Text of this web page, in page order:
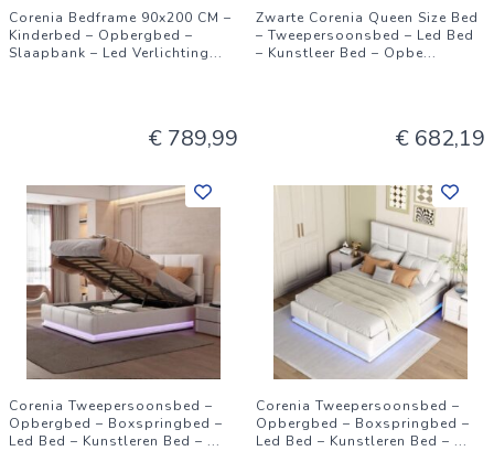
Corenia Bedframe 90x200 CM –
Kinderbed – Opbergbed –
Slaapbank – Led Verlichting...
€ 789,99
Zwarte Corenia Queen Size Bed
– Tweepersoonsbed – Led Bed
– Kunstleer Bed – Opbe...
€ 682,19
Corenia Tweepersoonsbed –
Opbergbed – Boxspringbed –
Led Bed – Kunstleren Bed – ...
Corenia Tweepersoonsbed –
Opbergbed – Boxspringbed –
Led Bed – Kunstleren Bed – ...